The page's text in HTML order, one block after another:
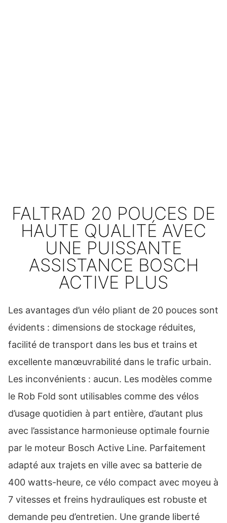
FALTRAD 20 POUCES DE
HAUTE QUALITÉ AVEC
UNE PUISSANTE
ASSISTANCE BOSCH
ACTIVE PLUS
Les avantages d’un vélo pliant de 20 pouces sont
évidents : dimensions de stockage réduites,
facilité de transport dans les bus et trains et
excellente manœuvrabilité dans le trafic urbain.
Les inconvénients : aucun. Les modèles comme
le Rob Fold sont utilisables comme des vélos
d’usage quotidien à part entière, d’autant plus
avec l’assistance harmonieuse optimale fournie
par le moteur Bosch Active Line. Parfaitement
adapté aux trajets en ville avec sa batterie de
400 watts-heure, ce vélo compact avec moyeu à
7 vitesses et freins hydrauliques est robuste et
demande peu d’entretien. Une grande liberté